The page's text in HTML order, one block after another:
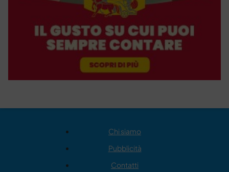
Chi siamo
Pubblicità
Contatti